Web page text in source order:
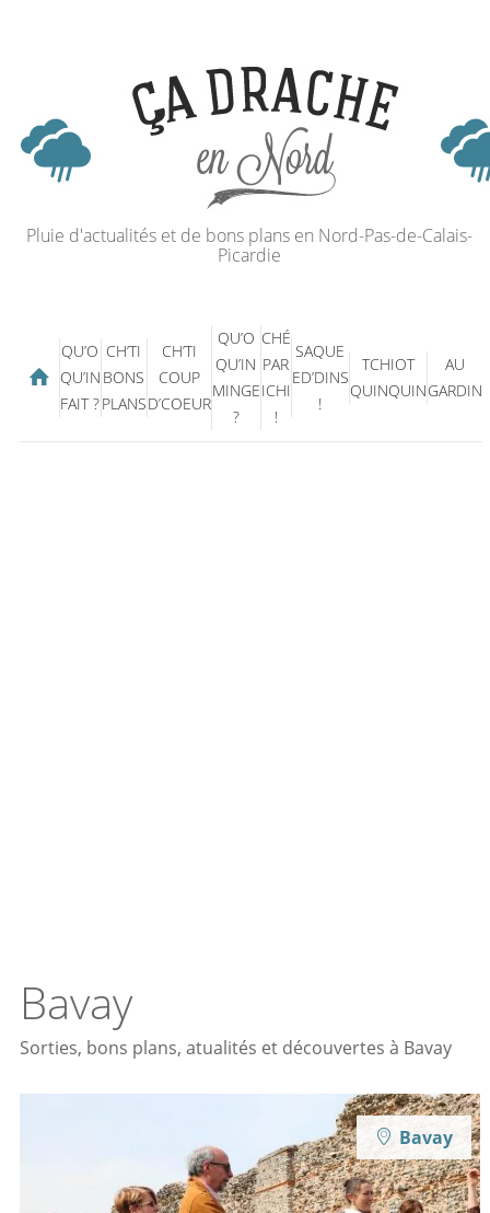
Pluie d'actualités et de bons plans en Nord-Pas-de-Calais-
Picardie
QU’O
QU’IN
FAIT ?
CH’TI
BONS
PLANS
CH’TI
COUP
D’COEUR
QU’O
QU’IN
MINGE
?
CHÉ
PAR
ICHI
!
SAQUE
ED’DINS
!
TCHIOT
QUINQUIN
AU
GARDIN
Bavay
Sorties, bons plans, atualités et découvertes à Bavay
Bavay